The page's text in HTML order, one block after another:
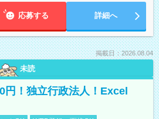
応募する 詳細へ
掲載日：2026.08.04
未読
円！独立行政法人！Excel